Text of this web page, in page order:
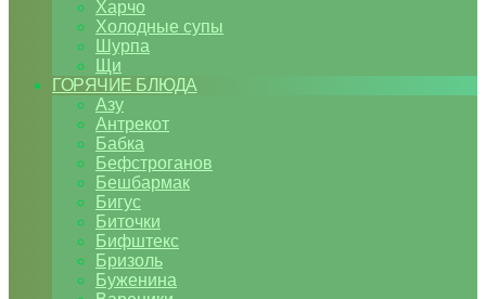
Харчо
Холодные супы
Шурпа
Щи
ГОРЯЧИЕ БЛЮДА
Азу
Антрекот
Бабка
Бефстроганов
Бешбармак
Бигус
Биточки
Бифштекс
Бризоль
Буженина